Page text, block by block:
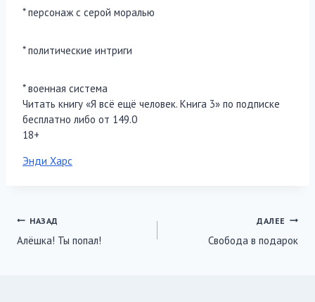
* персонаж с серой моралью
* политические интриги
* военная система
Читать книгу «Я всё ещё человек. Книга 3» по подписке
бесплатно либо от 149.0
18+
Метки
Энди Харс
Навигация
по
НАЗАД
Алёшка! Ты попал!
ДАЛЕЕ
Свобода в подарок